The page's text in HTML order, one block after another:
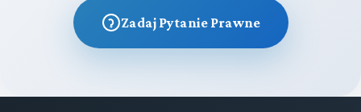
Zadaj Pytanie Prawne